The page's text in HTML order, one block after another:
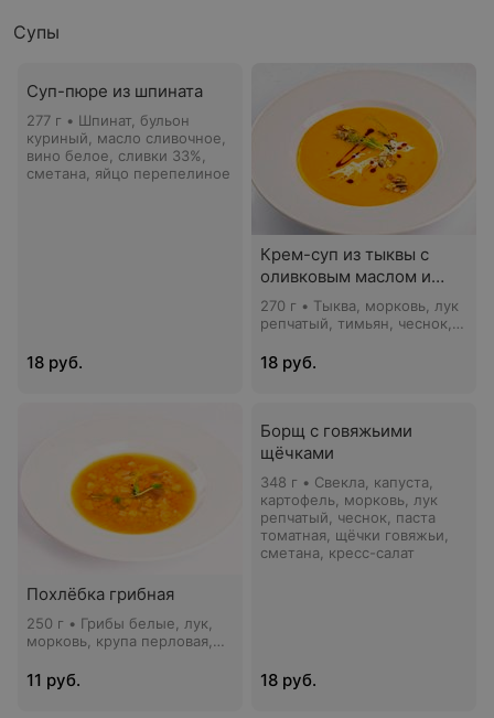
Супы
Суп-пюре из шпината
277 г • Шпинат, бульон
куриный, масло сливочное,
вино белое, сливки 33%,
сметана, яйцо перепелиное
18 руб.
Крем-суп из тыквы с
оливковым маслом и
тыквенными семечками
270 г • Тыква, морковь, лук
репчатый, тимьян, чеснок,
оливковое, сыр Джюгас,
семена тыквы
18 руб.
Похлёбка грибная
250 г • Грибы белые, лук,
морковь, крупа перловая,
11 руб.
Борщ с говяжьими
щёчками
348 г • Свекла, капуста,
картофель, морковь, лук
репчатый, чеснок, паста
томатная, щёчки говяжьи,
сметана, кресс-салат
18 руб.